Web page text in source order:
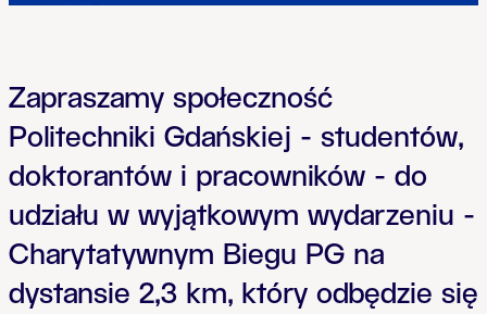
Zapraszamy społeczność
Politechniki Gdańskiej - studentów,
doktorantów i pracowników - do
udziału w wyjątkowym wydarzeniu -
Charytatywnym Biegu PG na
dystansie 2,3 km, który odbędzie się